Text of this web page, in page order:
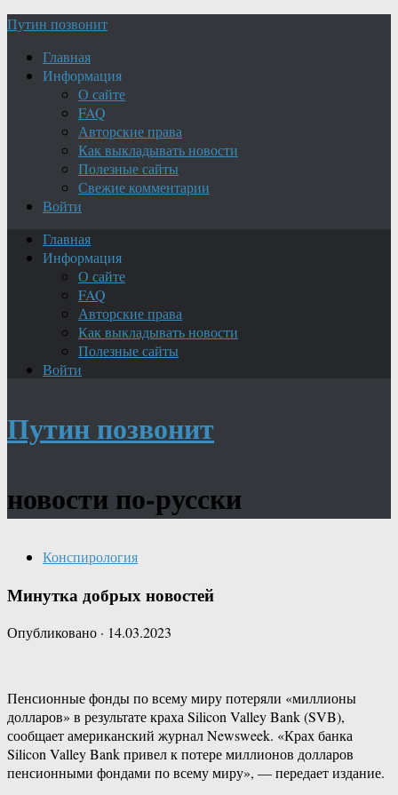
Путин позвонит
Главная
Информация
О сайте
FAQ
Авторские права
Как выкладывать новости
Полезные сайты
Свежие комментарии
Войти
Главная
Информация
О сайте
FAQ
Авторские права
Как выкладывать новости
Полезные сайты
Войти
Путин позвонит
новости по-русски
Конспирология
Минутка добрых новостей
Опубликовано · 14.03.2023
Пенсионные фонды по всему миру потеряли «миллионы
долларов» в результате краха Silicon Valley Bank (SVB),
сообщает американский журнал Newsweek. «Крах банка
Silicon Valley Bank привел к потере миллионов долларов
пенсионными фондами по всему миру», — передает издание.